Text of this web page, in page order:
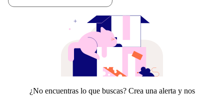
¿No encuentras lo que buscas? Crea una alerta y nos